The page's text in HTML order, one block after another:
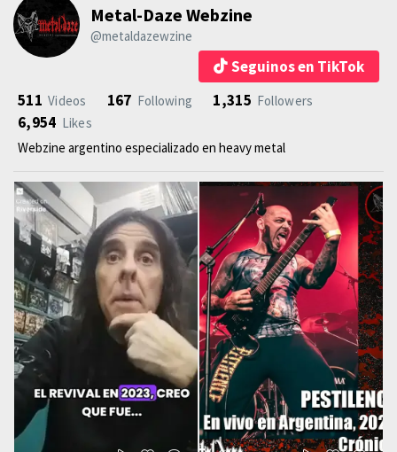
Metal-Daze Webzine
@metaldazewzine
Seguinos en TikTok
511 Videos 167 Following 1,315 Followers
6,954 Likes
Webzine argentino especializado en heavy metal